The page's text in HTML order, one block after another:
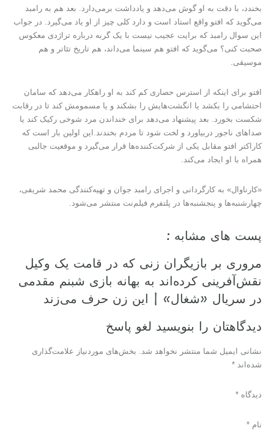
بخندد، با دقت به او گوش می‌دهد و یادداشت برمی‌دارد. بعد هم به رامبد
می‌گوید که افتو واقع استاد است و دارد کلی چیز از او یاد می‌گیرد. در جواب
این سوال رامبد که برایت عجیب نیست با یک گربه درباره تراژدی معکوس
صحبت کنی؟ می‌گوید که افتو هم سینما می‌داند، هم تاریخ تئاتر و هم
موسیقی.
افتو برای اینکه از استرس حصاری کم کند به او راهکار می‌دهد که سامان
احتشامی را بکشد یا انگشت‌هایش را بشکند و یا مسمومش کند تا در رقابت
شکست بخورد. بعد پیشنهاد می‌دهد برای خنداندن مرد شوخی رکیک کند یا
صداهای ناجور دربیاورد و لخت شود تا مردم بخندند.این اولین بار است که
کاراکتر افتو مقابل یکی از شرکت‌کننده‌ها قرار می‌گیرد و موقعیت جالبی
همراه با او ایجاد می‌کند.
«کارناوال» به کارگردانی و اجرای رامبد جوان و تهیه‌کنندگی محمد شریفی،
چهارشنبه‌ها و پنجشنبه‌ها در پلتفرم فیلم‌نت منتشر می‌شود.
پست های مشابه :
مروری بر بازیگران زنی که در قامت یک وکیل
نقش‌آفرینی کرده‌اند به بهانه بازی شبنم مقدمی
در سریال «شغال» | این زن حرف می‌زند
دیدگاهتان را بنویسید لغو پاسخ
نشانی ایمیل شما منتشر نخواهد شد. بخش‌های موردنیاز علامت‌گذاری
شده‌اند *
دیدگاه *
نام *